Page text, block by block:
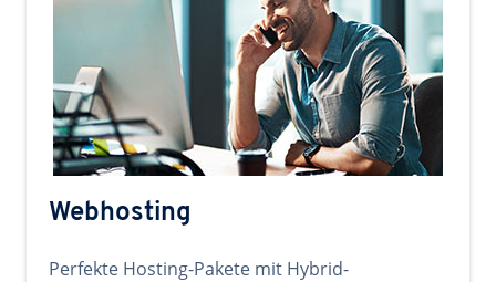
Webhosting
Perfekte Hosting-Pakete mit Hybrid-